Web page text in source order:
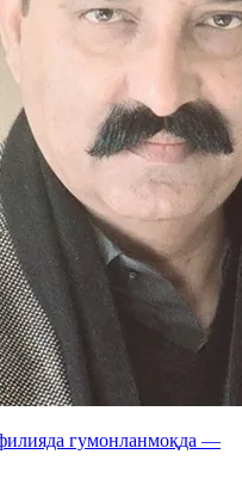
гумонланмоқда —